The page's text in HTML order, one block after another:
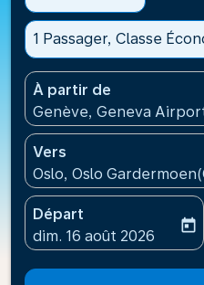
1 Passager, Classe
À partir de
Genève, Geneva
Vers
Oslo, Oslo
Départ
fc-booking-departure-
dim. 16 août 2026
today